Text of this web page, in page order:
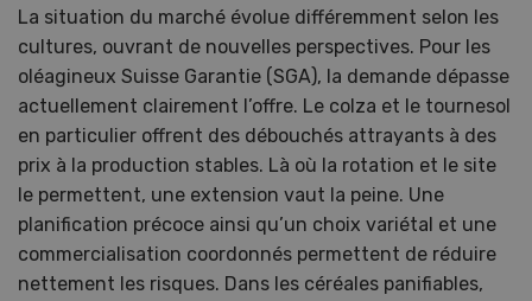
La situation du marché évolue différemment selon les
cultures, ouvrant de nouvelles perspectives. Pour les
oléagineux Suisse Garantie (SGA), la demande dépasse
actuellement clairement l’offre. Le colza et le tournesol
en particulier offrent des débouchés attrayants à des
prix à la production stables. Là où la rotation et le site
le permettent, une extension vaut la peine. Une
planification précoce ainsi qu’un choix variétal et une
commercialisation coordonnés permettent de réduire
nettement les risques. Dans les céréales panifiables,